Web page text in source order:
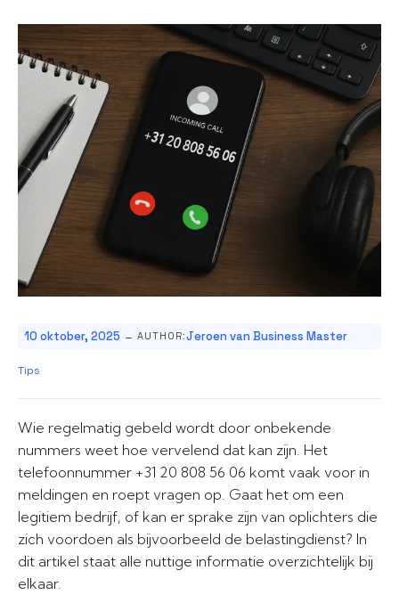
10 oktober, 2025 - AUTHOR:Jeroen van Business Master
Tips
Wie regelmatig gebeld wordt door onbekende
nummers weet hoe vervelend dat kan zijn. Het
telefoonnummer +31 20 808 56 06 komt vaak voor in
meldingen en roept vragen op. Gaat het om een
legitiem bedrijf, of kan er sprake zijn van oplichters die
zich voordoen als bijvoorbeeld de belastingdienst? In
dit artikel staat alle nuttige informatie overzichtelijk bij
elkaar.